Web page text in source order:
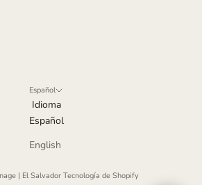
Español
Idioma
Español
English
| El Salvador Tecnología de Shopify